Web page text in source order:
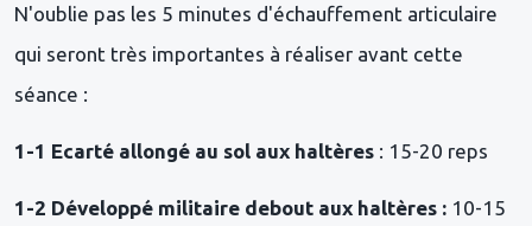
N'oublie pas les 5 minutes d'échauffement articulaire
qui seront très importantes à réaliser avant cette
séance :
1-1 Ecarté allongé au sol aux haltères : 15-20 reps
1-2 Développé militaire debout aux haltères : 10-15